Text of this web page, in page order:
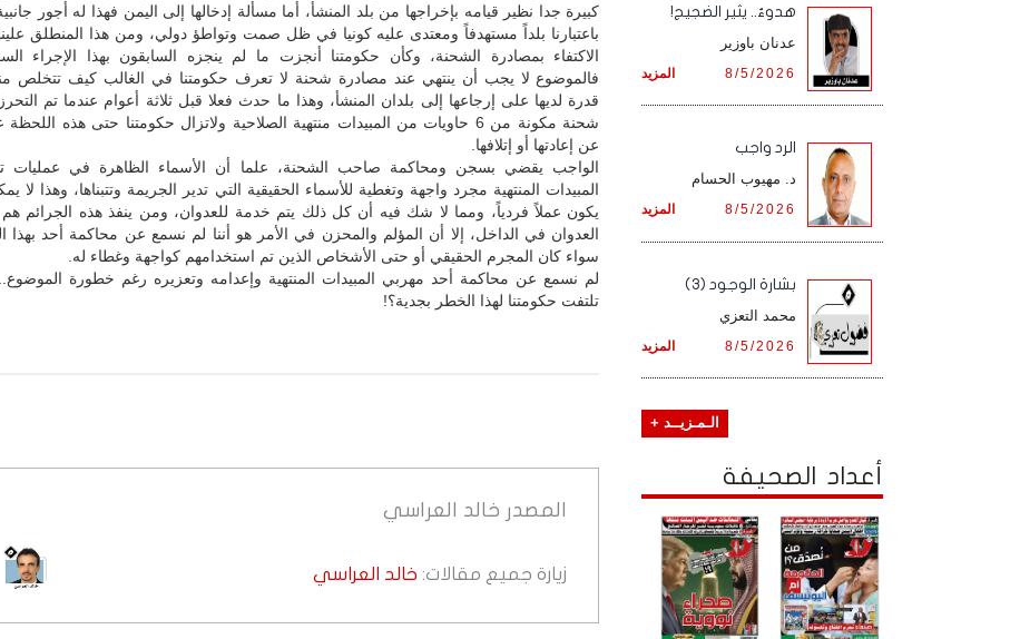
كبيرة جدا نظير قيامه بإخراجها من بلد المنشأ، أما مسألة إدخالها إلى اليمن فهذا له أجور
باعتبارنا بلداً مستهدفاً ومعتدى عليه كونيا في ظل صمت وتواطؤ دولي، ومن هذا المنطلق
الاكتفاء بمصادرة الشحنة، وكأن حكومتنا أنجزت ما لم ينجزه السابقون بهذا الإجراء
فالموضوع لا يجب أن ينتهي عند مصادرة شحنة لا تعرف حكومتنا في الغالب كيف تتخلص
قدرة لديها على إرجاعها إلى بلدان المنشأ، وهذا ما حدث فعلا قبل ثلاثة أعوام عندما تم
شحنة مكونة من 6 حاويات من المبيدات منتهية الصلاحية ولاتزال حكومتنا حتى هذه
عن إعادتها أو إتلافها.
الواجب يقضي بسجن ومحاكمة صاحب الشحنة، علما أن الأسماء الظاهرة في عمليات
المبيدات المنتهية مجرد واجهة وتغطية للأسماء الحقيقية التي تدير الجريمة وتتبناها، وهذا لا
يكون عملاً فردياً، ومما لا شك فيه أن كل ذلك يتم خدمة للعدوان، ومن ينفذ هذه الجرائم هم
العدوان في الداخل، إلا أن المؤلم والمحزن في الأمر هو أننا لم نسمع عن محاكمة أحد بهذا
سواء كان المجرم الحقيقي أو حتى الأشخاص الذين تم استخدامهم كواجهة وغطاء له.
لم نسمع عن محاكمة أحد مهربي المبيدات المنتهية وإعدامه وتعزيره رغم خطورة
تلتفت حكومتنا لهذا الخطر بجدية؟!
المصدر خالد العراسي
زيارة جميع مقالات: خالد العراسي
هدوءٌ.. يثير الضجيج!
عدنان باوزير
المزيد 8/5/2026
الرد واجب
د. مهيوب الحسام
المزيد 8/5/2026
بشارة الوجود (3)
محمد التعزي
المزيد 8/5/2026
الـمـزيــد +
أعداد الصحيفة